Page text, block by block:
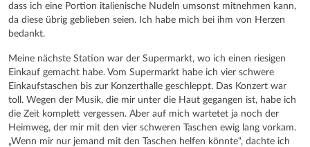
dass ich eine Portion italienische Nudeln umsonst mitnehmen kann,
da diese übrig geblieben seien. Ich habe mich bei ihm von Herzen
bedankt.
Meine nächste Station war der Supermarkt, wo ich einen riesigen
Einkauf gemacht habe. Vom Supermarkt habe ich vier schwere
Einkaufstaschen bis zur Konzerthalle geschleppt. Das Konzert war
toll. Wegen der Musik, die mir unter die Haut gegangen ist, habe ich
die Zeit komplett vergessen. Aber auf mich wartetet ja noch der
Heimweg, der mir mit den vier schweren Taschen ewig lang vorkam.
„Wenn mir nur jemand mit den Taschen helfen könnte“, dachte ich